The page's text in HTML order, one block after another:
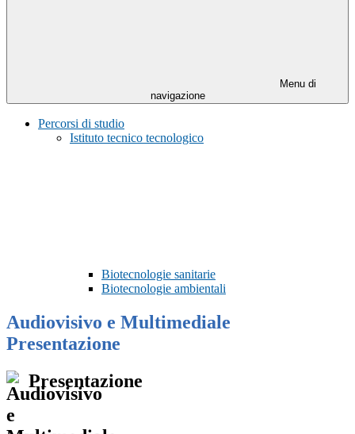
Menu di
navigazione
Percorsi di studio
Istituto tecnico tecnologico
Biotecnologie sanitarie
Biotecnologie ambientali
Audiovisivo e Multimediale
Presentazione
Presentazione